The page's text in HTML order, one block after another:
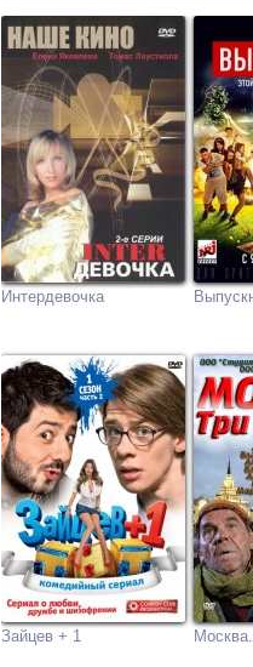
Интердевочка
Зайцев + 1